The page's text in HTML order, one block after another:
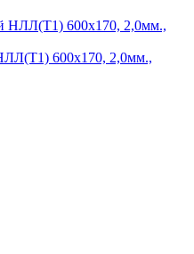
600х170, 2,0мм.,